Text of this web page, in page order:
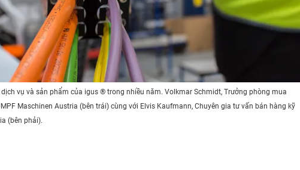
vụ và sản phẩm của igus ® trong nhiều năm. Volkmar Schmidt, Trưởng phòng mua
Maschinen Austria (bên trái) cùng với Elvis Kaufmann, Chuyên gia tư vấn bán hàng kỹ
(bên phải).